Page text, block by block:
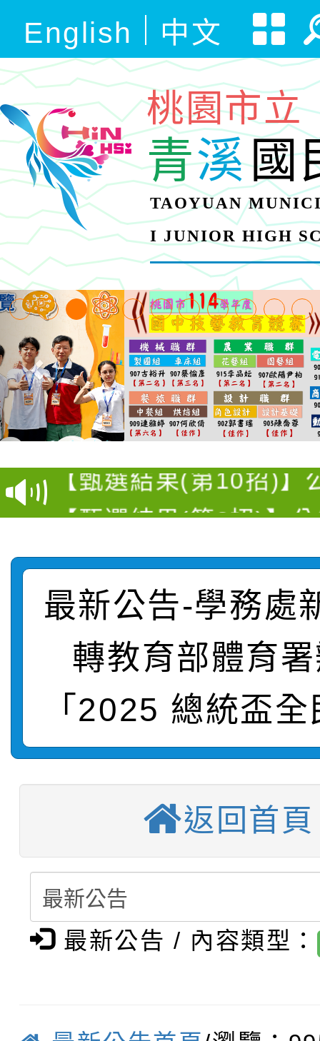
English 中文
桃園市立
青溪國
TAOYUAN
I JUNIOR HIGH
115學年度新生訓練注
115學年度新生補報到
結果
【甄選結果(第10招)】
學年度第1學期第7次
結果(第10招)
【甄選結果(第2招)】
結果(第2招)
9月16日本府B2大禮堂
1次會員大會暨第7屆會
函轉運動部全民運動署
推動社區運動俱樂部營
計畫」1 份，請踴躍報
權責核予出席人員公(
桃園區第七屆教育盃羽
【甄選結果(第9招)】
學年度第1學期第7次
結果(第9招)
【甄選結果(第1招)】
學年度第1學期第9次代
結果(第1招)
【甄選結果(第3招)】
學年度第1學期第8次代
結果(第3招)
115學年度新生訓練注
115學年度新生補報到
結果
【甄選結果(第10招)】
學年度第1學期第7次代
結果(第10招)
【甄選結果(第2招)】
學年度第1學期第9次代
轉知：本市公務人員協
最新公告-學務處
轉教育部體育
「2025 總統盃
返回首頁
最新公告 / 內容類型：